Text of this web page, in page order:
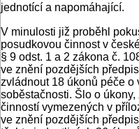
jednotící a napomáhající.
V minulosti již proběhl
posudkovou činnost v
§ 9 odst. 1 a 2 zákona č.
ve znění pozdějších
zvládnout 18 úkonů péče o
soběstačnosti. Šlo o
činností vymezených v
ve znění pozdějších